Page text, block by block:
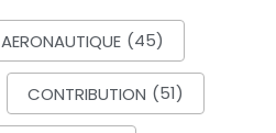
AERONAUTIQUE (45)
CONTRIBUTION (51)